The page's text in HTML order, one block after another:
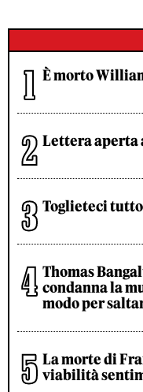
È morto
Lettera aperta
Toglieteci
Thomas
condanna la
modo per
La morte di
viabilità